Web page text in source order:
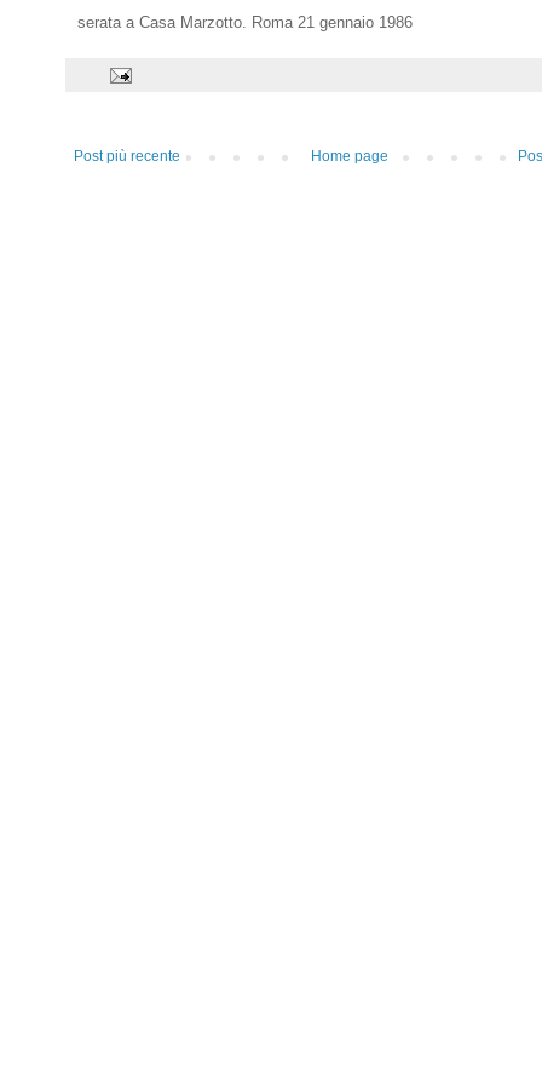
serata a Casa Marzotto. Roma 21 gennaio 1986
Post più recente Home page